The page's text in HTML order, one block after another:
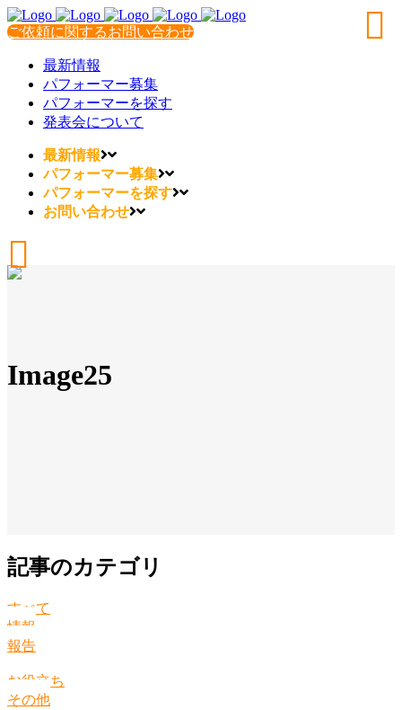
ご依頼に関するお問い合わせ
最新情報
パフォーマー募集
パフォーマーを探す
発表会について
最新情報
パフォーマー募集
パフォーマーを探す
お問い合わせ
Image25
記事のカテゴリ
すべて
情報
報告
お役立ち
その他